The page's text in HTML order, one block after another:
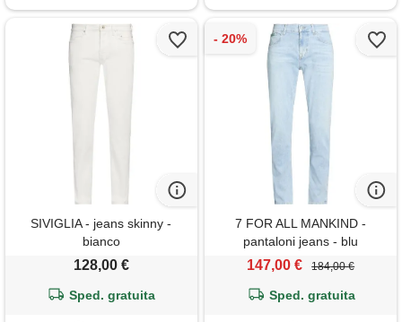
SIVIGLIA - jeans skinny -
bianco
128,00 €
Sped. gratuita
7 FOR ALL MANKIND -
pantaloni jeans - blu
147,00 € 184,00 €
Sped. gratuita